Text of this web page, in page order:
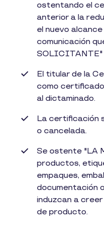
ostentando el
anterior a la
el nuevo
comunicación
SOLICITANTE"
El titular de la
como
al dictaminado.
La certificación
o cancelada.
Se ostente "LA
productos,
empaques,
documentación
induzcan a
de producto.